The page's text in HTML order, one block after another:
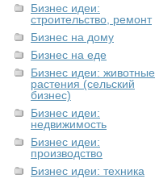
Бизнес идеи:
строительство, ремонт
Бизнес на дому
Бизнес на еде
Бизнес идеи: животные,
растения (сельский
бизнес)
Бизнес идеи:
недвижимость
Бизнес идеи:
производство
Бизнес идеи: техника